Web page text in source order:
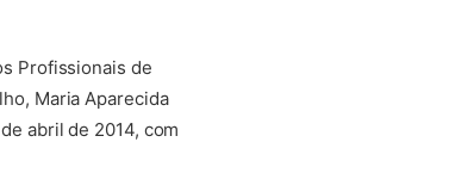
Profissionais de
Maria Aparecida
abril de 2014, com